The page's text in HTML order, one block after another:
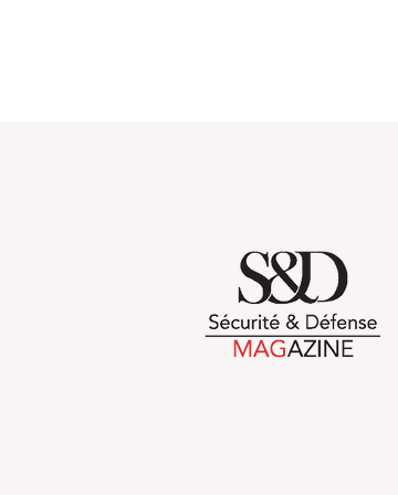
Customs 2030: a new era